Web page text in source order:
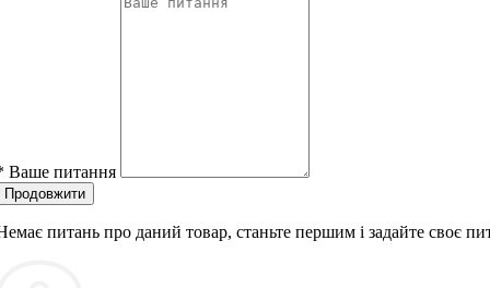
Ваше питання
Продовжити
питань про даний товар, станьте першим і задайте своє